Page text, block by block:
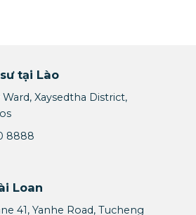
tại Lào
Ward, Xaysedtha District,
8888
Loan
41, Yanhe Road, Tucheng